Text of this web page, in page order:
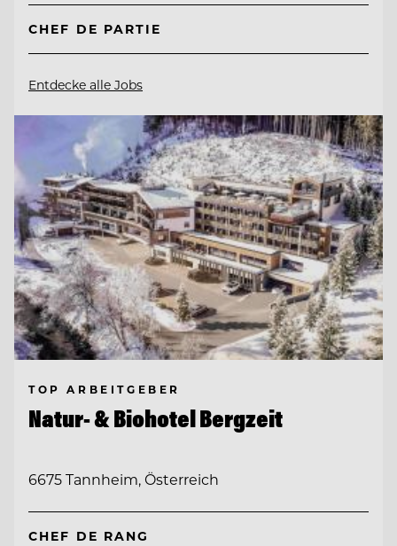
CHEF DE PARTIE
Entdecke alle Jobs
TOP ARBEITGEBER
Natur- & Biohotel Bergzeit
6675 Tannheim, Österreich
CHEF DE RANG